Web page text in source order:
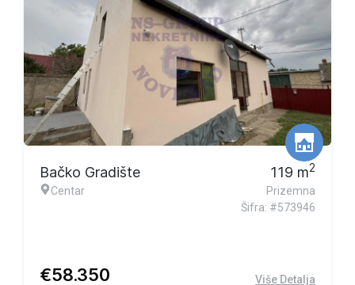
Ekskluzivna ponuda
Bačko Gradište
Centar
119 m2
Prizemna
Šifra: #573946
€58.350 Više Detalja